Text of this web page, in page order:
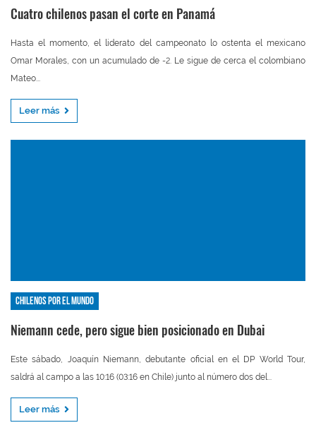
Cuatro chilenos pasan el corte en Panamá
Hasta el momento, el liderato del campeonato lo ostenta el mexicano
Omar Morales, con un acumulado de -2. Le sigue de cerca el colombiano
Mateo...
Leer más
Chilenos por el mundo
Niemann cede, pero sigue bien posicionado en Dubai
Este sábado, Joaquín Niemann, debutante oficial en el DP World Tour,
saldrá al campo a las 10:16 (03:16 en Chile) junto al número dos del...
Leer más